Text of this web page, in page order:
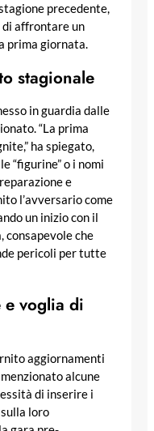
precedente,
di affrontare un
prima giornata.
stagionale
in guardia dalle
“La prima
ha spiegato,
“figurine” o i nomi
e
l’avversario come
un inizio con il
consapevole che
pericoli per tutte
e voglia di
aggiornamenti
alcune
di inserire i
loro